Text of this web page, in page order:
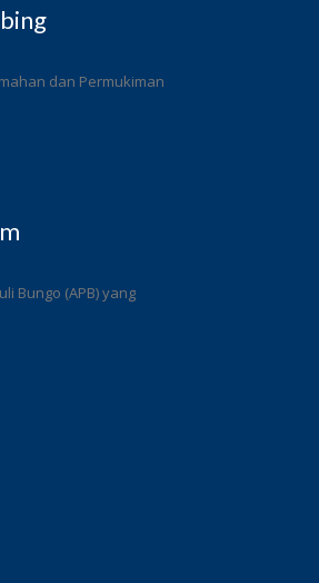
dan Permukiman
Bungo (APB) yang